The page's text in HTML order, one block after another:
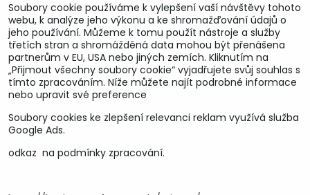
U&M parts s.r.o.
U Zastávky 150, Horní Staré Město
Soubory cookie používáme k vylepšení vaší návštěvy tohoto
webu, k analýze jeho výkonu a ke shromažďování údajů o
jeho používání. Můžeme k tomu použít nástroje a služby
třetích stran a shromážděná data mohou být přenášena
partnerům v EU, USA nebo jiných zemích. Kliknutím na
„Přijmout všechny soubory cookie“ vyjadřujete svůj souhlas s
tímto zpracováním. Níže můžete najít podrobné informace
nebo upravit své preference
Soubory cookies ke zlepšení relevanci reklam využívá služba
Google Ads.
odkaz na podmínky zpracování.